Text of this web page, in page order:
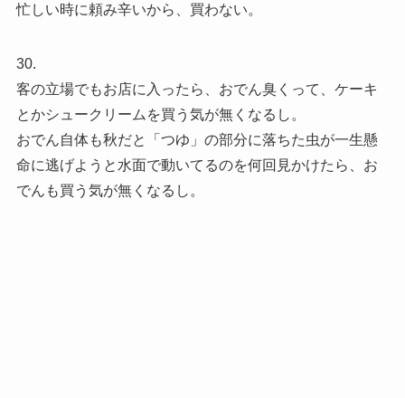
忙しい時に頼み辛いから、買わない。
30.
客の立場でもお店に入ったら、おでん臭くって、ケーキ
とかシュークリームを買う気が無くなるし。
おでん自体も秋だと「つゆ」の部分に落ちた虫が一生懸
命に逃げようと水面で動いてるのを何回見かけたら、お
でんも買う気が無くなるし。